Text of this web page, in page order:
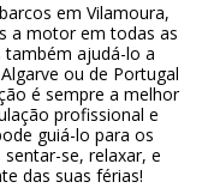
em Vilamoura,
a motor em todas as
ajudá-lo a
ou de Portugal
é sempre a melhor
profissional e
guiá-lo para os
se, relaxar, e
das suas férias!